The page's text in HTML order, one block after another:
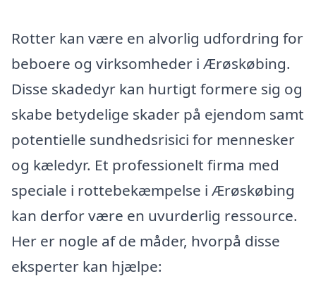
Rotter kan være en alvorlig udfordring for
beboere og virksomheder i Ærøskøbing.
Disse skadedyr kan hurtigt formere sig og
skabe betydelige skader på ejendom samt
potentielle sundhedsrisici for mennesker
og kæledyr. Et professionelt firma med
speciale i rottebekæmpelse i Ærøskøbing
kan derfor være en uvurderlig ressource.
Her er nogle af de måder, hvorpå disse
eksperter kan hjælpe: